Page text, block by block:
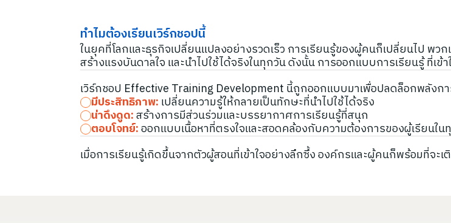
ทำไมต้องเรียนเวิร์กชอปนี้
ในยุคที่โลกและธุรกิจเปลี่ยนแปลงอย่างรวดเร็ว การเรียนรู้ของผู้คนก็เปลี่ยนไป พ
สร้างแรงบันดาลใจ และนำไปใช้ได้จริงในทุกวัน ดังนั้น การออกแบบการเรียนรู้ ที่เข้
เวิร์กชอป Effective Training Development นี้ถูกออกแบบมาเพื่อปลดล็อกพลัง
มีประสิทธิภาพ: เปลี่ยนความรู้ให้กลายเป็นทักษะที่นำไปใช้ได้จริง
น่าดึงดูด:สร้างการมีส่วนร่วมและบรรยากาศการเรียนรู้ที่สนุก
ตอบโจทย์:ออกแบบเนื้อหาที่ตรงใจและสอดคล้องกับความต้องการของผู้เรียนใ
เมื่อการเรียนรู้เกิดขึ้นจากตัวผู้สอนที่เข้าใจอย่างลึกซึ้ง องค์กรและผู้คนก็พร้อมที่จะเ